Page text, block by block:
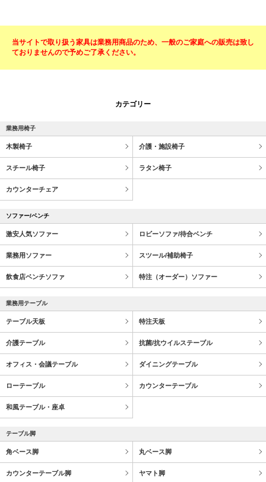
当サイトで取り扱う家具は業務用商品のため、一般のご家庭への販売は致し
ておりませんので予めご了承ください。
カテゴリー
業務用椅子
木製椅子 介護・施設椅子
スチール椅子 ラタン椅子
カウンターチェア
ソファー/ベンチ
激安人気ソファー ロビーソファ/待合ベンチ
業務用ソファー スツール/補助椅子
飲食店ベンチソファ 特注（オーダー）ソファー
業務用テーブル
テーブル天板 特注天板
介護テーブル 抗菌/抗ウイルステーブル
オフィス・会議テーブル ダイニングテーブル
ローテーブル カウンターテーブル
和風テーブル・座卓
テーブル脚
角ベース脚 丸ベース脚
カウンターテーブル脚 ヤマト脚